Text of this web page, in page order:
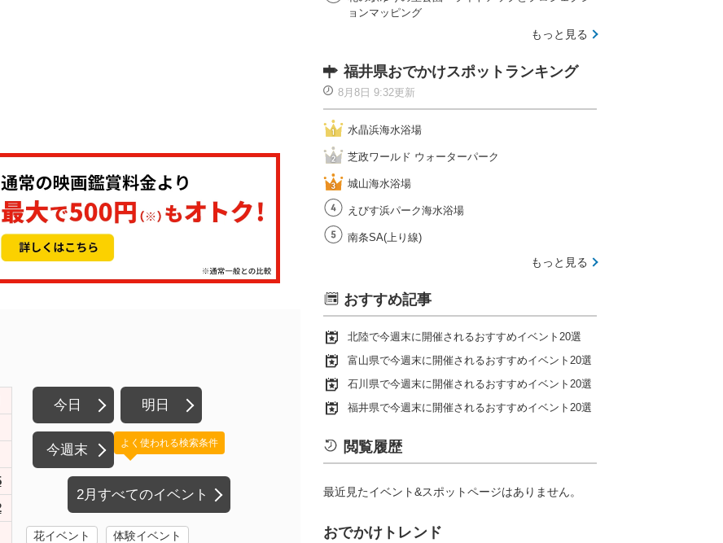
今日 明日
今週末
2月すべてのイベント
よく使われる検索条件
花イベント
体験イベント
ョンマッピング
もっと見る
福井県おでかけスポットランキング
8月8日 9:32更新
水晶浜海水浴場
芝政ワールド ウォーターパーク
城山海水浴場
えびす浜パーク海水浴場
南条SA(上り線)
もっと見る
おすすめ記事
北陸で今週末に開催されるおすすめイベント20選
富山県で今週末に開催されるおすすめイベント20選
石川県で今週末に開催されるおすすめイベント20選
福井県で今週末に開催されるおすすめイベント20選
閲覧履歴
最近見たイベント&スポットページはありません。
おでかけトレンド